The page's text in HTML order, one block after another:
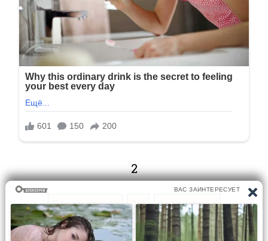
2
Предыдущая 2/6 Следующая
Перейти на страницу: